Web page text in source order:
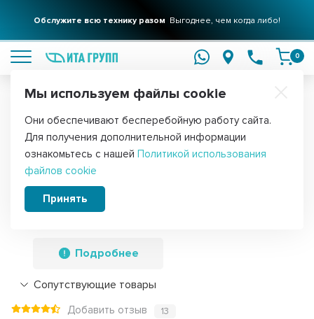
Обслужите всю технику разом Выгоднее, чем когда либо!
0
Главная Запчасти для мелкой бытовой техники Для пылесосов
Универсальная мини-турбощетка для
профессиональных пылесосов, W205
мм, для трубок 32 и 35 мм, Ozone, UN-
159NZ
Подробнее
Сопутствующие товары
Добавить отзыв 13
Мы используем файлы cookie
Они обеспечивают бесперебойную работу сайта.
Для получения дополнительной информации
ознакомьтесь с нашей Политикой использования
файлов cookie
Принять